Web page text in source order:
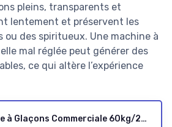
pleins, transparents et
lentement et préservent les
ou des spiritueux. Une machine à
mal réglée peut générer des
ce qui altère l’expérience
plusieurs formes de glace,
les glaçons creux, la glace
Machine à Glaçons Commerciale 60kg/24h Glace Machine Professionnel 40 Glaçons en 8-15 Minutes Écran LCD Storage de 15kg Nettoyage Auto pour Maison Bureau Restaurant Bar Café